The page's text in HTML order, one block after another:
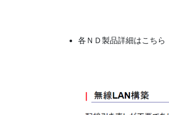
各ＮＤ製品詳細はこち